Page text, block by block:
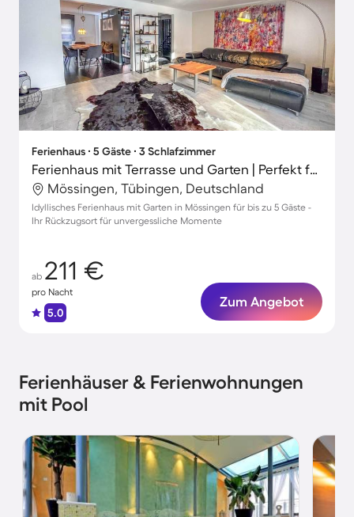
Ferienhaus ∙ 5 Gäste ∙ 3 Schlafzimmer
Ferienhaus mit Terrasse und Garten | Perfekt für die Arbeit von Zuhause
Mössingen, Tübingen, Deutschland
Idyllisches Ferienhaus mit Garten in Mössingen für bis zu 5 Gäste -
Ihr Rückzugsort für unvergessliche Momente
ab 211 €
pro Nacht
5.0
Zum Angebot
Ferienhäuser & Ferienwohnungen
mit Pool